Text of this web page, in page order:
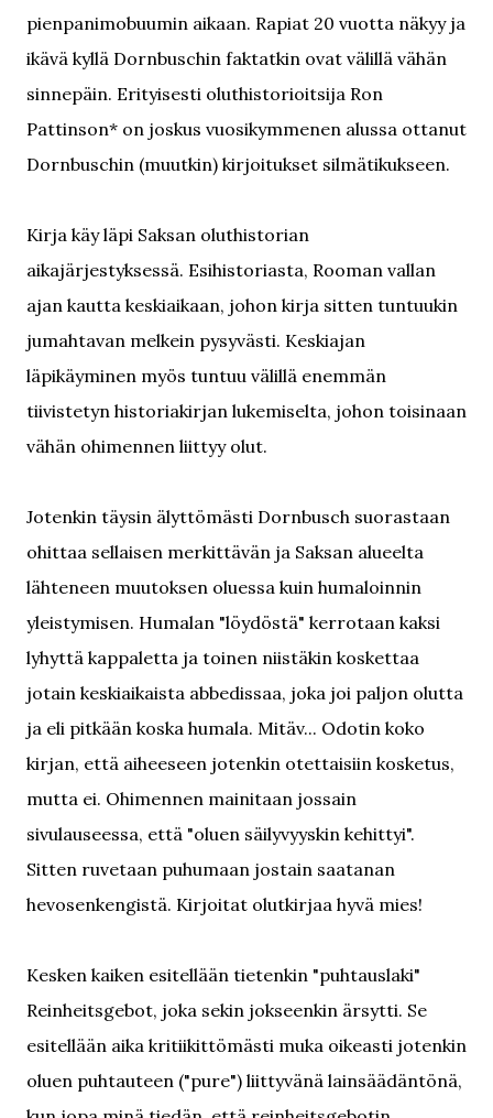
pienpanimobuumin aikaan. Rapiat 20 vuotta näkyy ja
ikävä kyllä Dornbuschin faktatkin ovat välillä vähän
sinnepäin. Erityisesti oluthistorioitsija Ron
Pattinson* on joskus vuosikymmenen alussa ottanut
Dornbuschin (muutkin) kirjoitukset silmätikukseen.
Kirja käy läpi Saksan oluthistorian
aikajärjestyksessä. Esihistoriasta, Rooman vallan
ajan kautta keskiaikaan, johon kirja sitten tuntuukin
jumahtavan melkein pysyvästi. Keskiajan
läpikäyminen myös tuntuu välillä enemmän
tiivistetyn historiakirjan lukemiselta, johon toisinaan
vähän ohimennen liittyy olut.
Jotenkin täysin älyttömästi Dornbusch suorastaan
ohittaa sellaisen merkittävän ja Saksan alueelta
lähteneen muutoksen oluessa kuin humaloinnin
yleistymisen. Humalan "löydöstä" kerrotaan kaksi
lyhyttä kappaletta ja toinen niistäkin koskettaa
jotain keskiaikaista abbedissaa, joka joi paljon olutta
ja eli pitkään koska humala. Mitäv... Odotin koko
kirjan, että aiheeseen jotenkin otettaisiin kosketus,
mutta ei. Ohimennen mainitaan jossain
sivulauseessa, että "oluen säilyvyyskin kehittyi".
Sitten ruvetaan puhumaan jostain saatanan
hevosenkengistä. Kirjoitat olutkirjaa hyvä mies!
Kesken kaiken esitellään tietenkin "puhtauslaki"
Reinheitsgebot, joka sekin jokseenkin ärsytti. Se
esitellään aika kritiikittömästi muka oikeasti jotenkin
oluen puhtauteen ("pure") liittyvänä lainsäädäntönä,